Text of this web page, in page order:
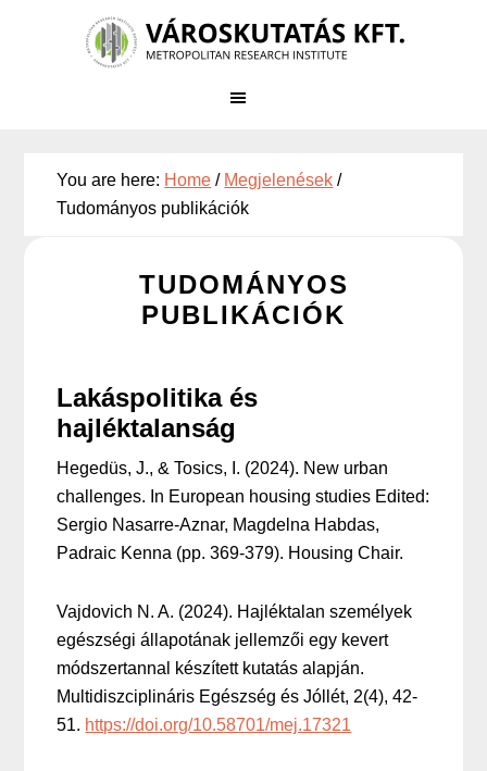
You are here: Home / Megjelenések /
Tudományos publikációk
TUDOMÁNYOS
PUBLIKÁCIÓK
Lakáspolitika és
hajléktalanság
Hegedüs, J., & Tosics, I. (2024). New urban
challenges. In European housing studies Edited:
Sergio Nasarre-Aznar, Magdelna Habdas,
Padraic Kenna (pp. 369-379). Housing Chair.
Vajdovich N. A. (2024). Hajléktalan személyek
egészségi állapotának jellemzői egy kevert
módszertannal készített kutatás alapján.
Multidiszciplináris Egészség és Jóllét, 2(4), 42-
51. https://doi.org/10.58701/mej.17321